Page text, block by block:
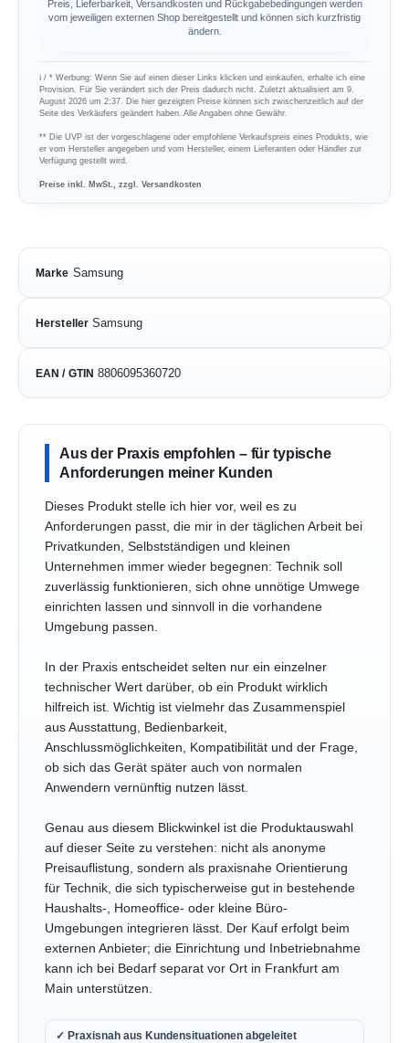
Preis, Lieferbarkeit, Versandkosten und Rückgabebedingungen werden
vom jeweiligen externen Shop bereitgestellt und können sich kurzfristig
ändern.
ℹ︎ / * Werbung: Wenn Sie auf einen dieser Links klicken und einkaufen, erhalte ich eine
Provision. Für Sie verändert sich der Preis dadurch nicht. Zuletzt aktualisiert am 9.
August 2026 um 2:37. Die hier gezeigten Preise können sich zwischenzeitlich auf der
Seite des Verkäufers geändert haben. Alle Angaben ohne Gewähr.
** Die UVP ist der vorgeschlagene oder empfohlene Verkaufspreis eines Produkts, wie
er vom Hersteller angegeben und vom Hersteller, einem Lieferanten oder Händler zur
Verfügung gestellt wird.
Preise inkl. MwSt., zzgl. Versandkosten
Marke Samsung
Hersteller Samsung
EAN / GTIN 8806095360720
Aus der Praxis empfohlen – für typische
Anforderungen meiner Kunden
Dieses Produkt stelle ich hier vor, weil es zu
Anforderungen passt, die mir in der täglichen Arbeit bei
Privatkunden, Selbstständigen und kleinen
Unternehmen immer wieder begegnen: Technik soll
zuverlässig funktionieren, sich ohne unnötige Umwege
einrichten lassen und sinnvoll in die vorhandene
Umgebung passen.
In der Praxis entscheidet selten nur ein einzelner
technischer Wert darüber, ob ein Produkt wirklich
hilfreich ist. Wichtig ist vielmehr das Zusammenspiel
aus Ausstattung, Bedienbarkeit,
Anschlussmöglichkeiten, Kompatibilität und der Frage,
ob sich das Gerät später auch von normalen
Anwendern vernünftig nutzen lässt.
Genau aus diesem Blickwinkel ist die Produktauswahl
auf dieser Seite zu verstehen: nicht als anonyme
Preisauflistung, sondern als praxisnahe Orientierung
für Technik, die sich typischerweise gut in bestehende
Haushalts-, Homeoffice- oder kleine Büro-
Umgebungen integrieren lässt. Der Kauf erfolgt beim
externen Anbieter; die Einrichtung und Inbetriebnahme
kann ich bei Bedarf separat vor Ort in Frankfurt am
Main unterstützen.
✓ Praxisnah aus Kundensituationen abgeleitet